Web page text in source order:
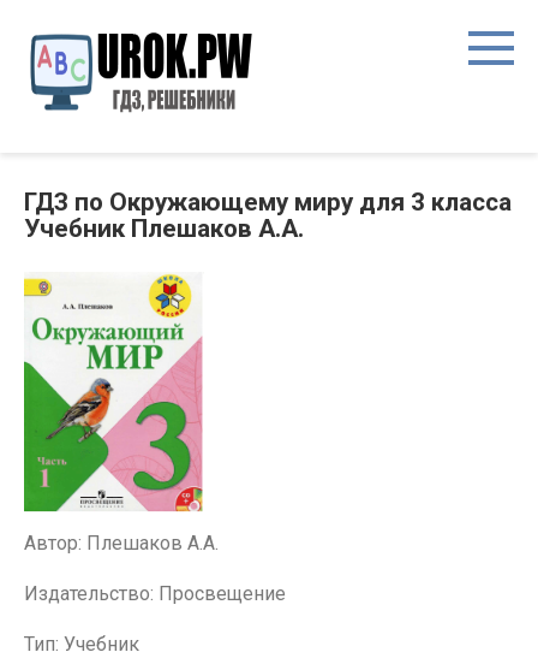
ГДЗ по Окружающему миру для 3 класса
Учебник Плешаков А.А.
Автор: Плешаков А.А.
Издательство: Просвещение
Тип: Учебник